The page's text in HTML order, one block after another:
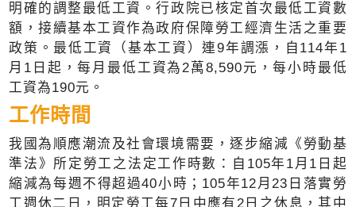
明確的調整最低工資。行政院已核定首次最低工資數
額，接續基本工資作為政府保障勞工經濟生活之重要
政策。最低工資（基本工資）連9年調漲，自114年1
月1日起，每月最低工資為2萬8,590元，每小時最低
工資為190元。
工作時間
我國為順應潮流及社會環境需要，逐步縮減《勞動基
準法》所定勞工之法定工作時數：自105年1月1日起
縮減為每週不得超過40小時；105年12月23日落實勞
工週休二日，明定勞工每7日中應有2日之休息，其中